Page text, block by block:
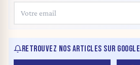
RETROUVEZ NOS ARTICLES SUR GOOGLE